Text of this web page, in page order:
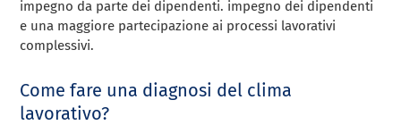
impegno da parte dei dipendenti. impegno dei dipendenti
e una maggiore partecipazione ai processi lavorativi
complessivi.
Come fare una diagnosi del clima
lavorativo?